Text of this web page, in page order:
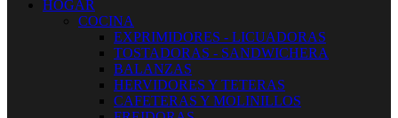
HOGAR
COCINA
EXPRIMIDORES - LICUADORAS
TOSTADORAS - SANDWICHERA
BALANZAS
HERVIDORES Y TETERAS
CAFETERAS Y MOLINILLOS